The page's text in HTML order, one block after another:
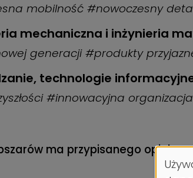
mobilność #nowoczesny
mechaniczna i inżynieria
generacji #produkty
technologie
#innowacyjna
ma przypisanego